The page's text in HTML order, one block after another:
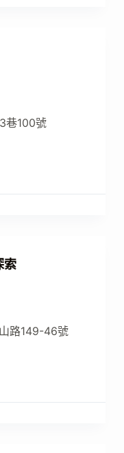
巷100號
索
路149-46號